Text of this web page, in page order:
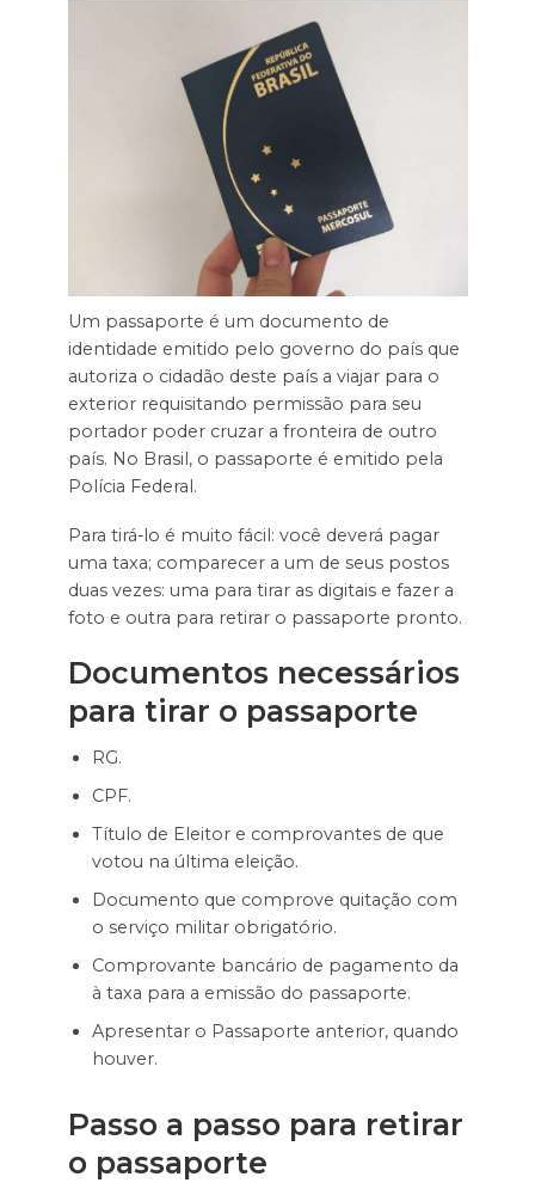
Um passaporte é um documento de
identidade emitido pelo governo do país que
autoriza o cidadão deste país a viajar para o
exterior requisitando permissão para seu
portador poder cruzar a fronteira de outro
país. No Brasil, o passaporte é emitido pela
Polícia Federal.
Para tirá-lo é muito fácil: você deverá pagar
uma taxa; comparecer a um de seus postos
duas vezes: uma para tirar as digitais e fazer a
foto e outra para retirar o passaporte pronto.
Documentos necessários
para tirar o passaporte
RG.
CPF.
Título de Eleitor e comprovantes de que
votou na última eleição.
Documento que comprove quitação com
o serviço militar obrigatório.
Comprovante bancário de pagamento da
à taxa para a emissão do passaporte.
Apresentar o Passaporte anterior, quando
houver.
Passo a passo para retirar
o passaporte